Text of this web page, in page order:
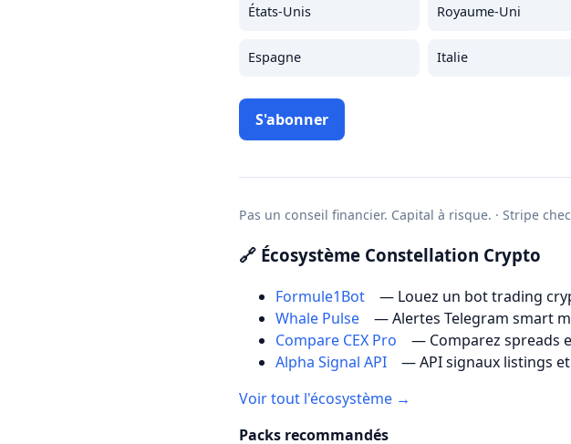
États-Unis Royaume-Uni
Espagne Italie
S'abonner
Pas un conseil financier. Capital à risque. · Stripe
🔗 Écosystème Constellation Crypto
Formule1Bot — Louez un bot trading
Whale Pulse
— Alertes Telegram smart
Compare CEX Pro
— Comparez spreads
Alpha Signal API
— API signaux listings
Voir tout l'écosystème →
Packs recommandés